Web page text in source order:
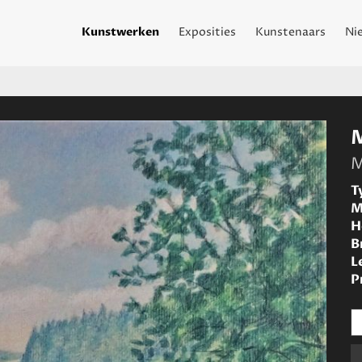
Kunstwerken Exposities Kunstenaars